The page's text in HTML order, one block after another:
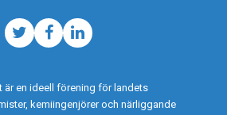
TwitterFacebook
LinkedIn
är en ideell förening för landets
kemiingenjörer och närliggande